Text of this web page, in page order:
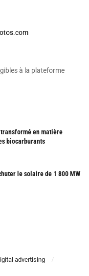
à la plateforme
en matière
biocarburants
le solaire de 1 800 MW
advertising